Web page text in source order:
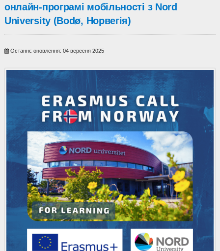
онлайн-програмі мобільності з Nord
University (Bodø, Норвегія)
Останнє оновлення: 04 вересня 2025